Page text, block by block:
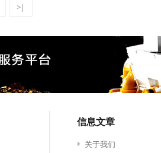
>|
信息文章
关于我们